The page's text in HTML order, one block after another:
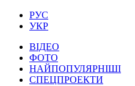
РУС
УКР
ВІДЕО
ФОТО
НАЙПОПУЛЯРНІШІ
СПЕЦПРОЕКТИ